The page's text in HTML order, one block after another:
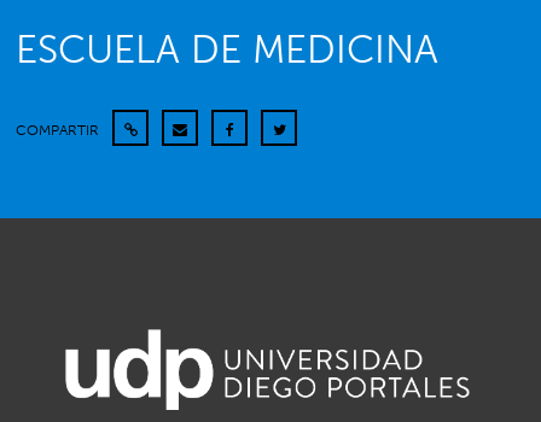
ESCUELA DE MEDICINA
COMPARTIR